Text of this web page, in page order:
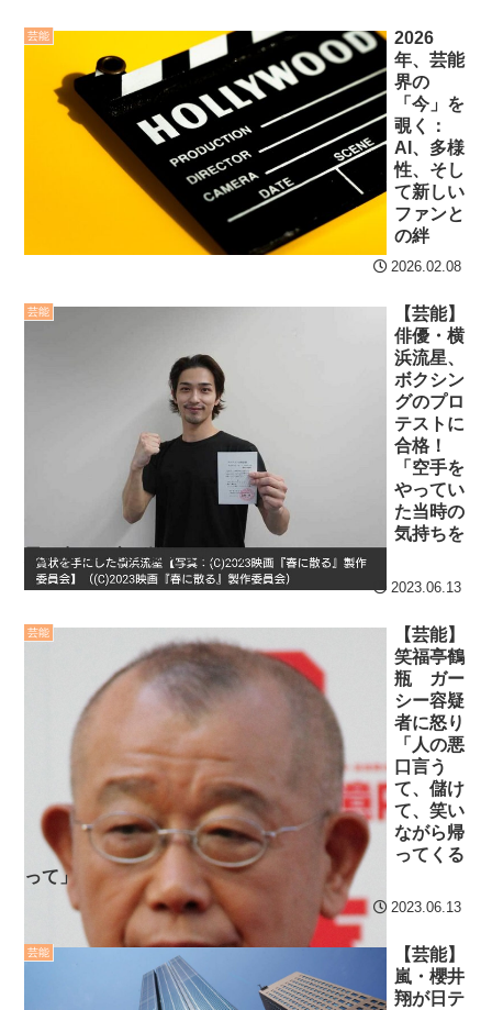
滝沢秀明の新オーディショ
ンが“まんまジャニーズ”とフ
ァン衝撃
Powered by livedoor 相
互RSS
芸能
2026
年、芸能
界の
「今」を
覗く：
AI、多様
性、そし
て新しい
ファンと
の絆
2026.02.08
芸能
【芸能】
俳優・横
浜流星、
ボクシン
グのプロ
テストに
合格！
「空手を
やってい
た当時の
気持ちを
思い出し、心が燃えました」
2023.06.13
芸能
【芸能】
笑福亭鶴
瓶 ガー
シー容疑
者に怒り
「人の悪
口言う
て、儲け
て、笑い
ながら帰
ってくる
って」
2023.06.13
芸能
【芸能】
嵐・櫻井
翔が日テ